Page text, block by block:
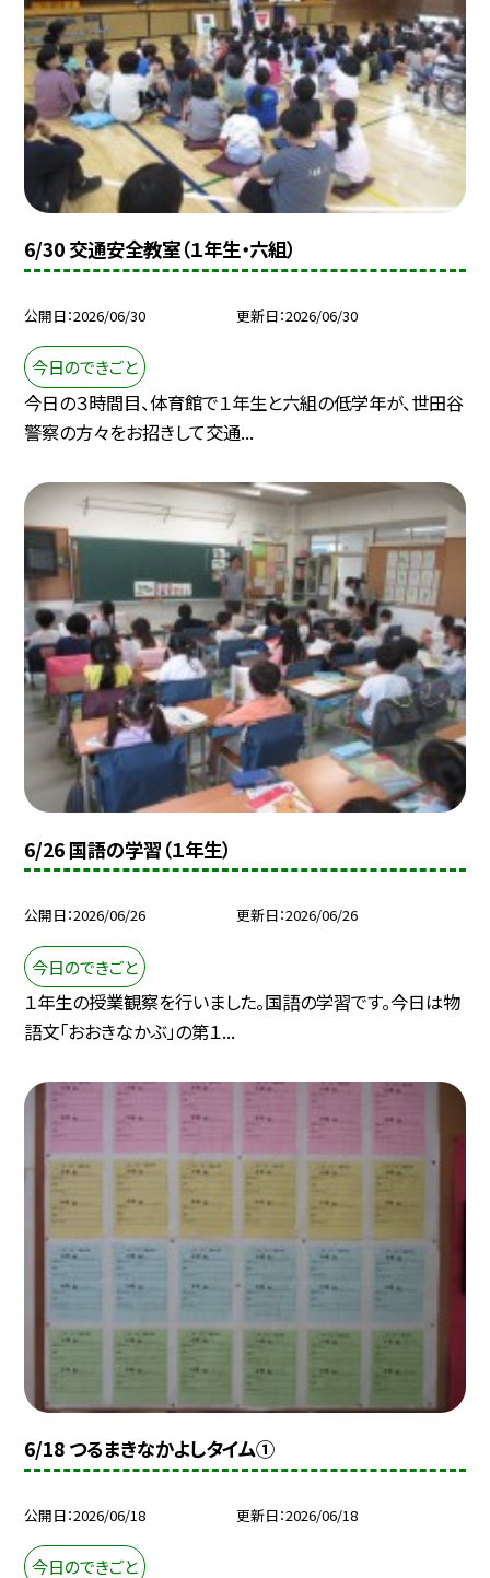
6/30 交通安全教室（１年生・六組）
公開日 2026/06/30 更新日 2026/06/30
今日のできごと
今日の３時間目、体育館で１年生と六組の低学年が、世田谷
警察の方々をお招きして交通...
6/26 国語の学習（１年生）
公開日 2026/06/26 更新日 2026/06/26
今日のできごと
１年生の授業観察を行いました。国語の学習です。今日は物
語文「おおきなかぶ」の第１...
6/18 つるまきなかよしタイム①
公開日 2026/06/18 更新日 2026/06/18
今日のできごと